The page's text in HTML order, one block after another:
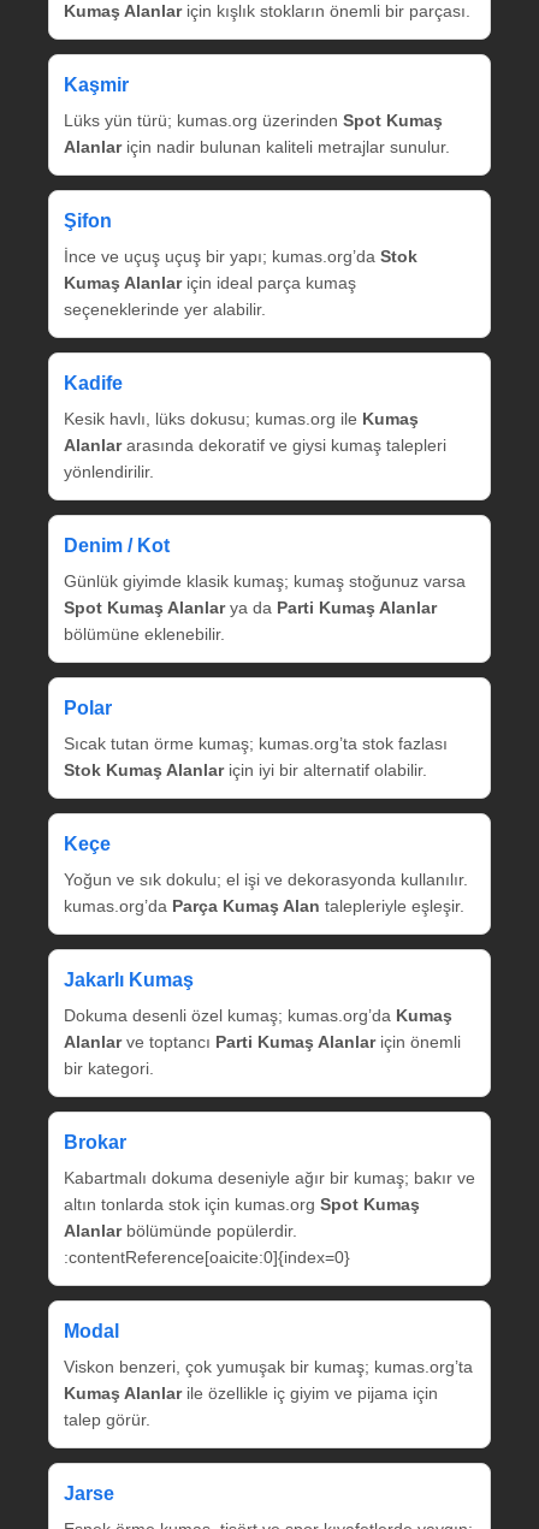
Kumaş Alanlariçin kışlık stokların önemli bir parçası.
Kaşmir
Lüks yün türü; kumas.org üzerinden Spot Kumaş
Alanlariçin nadir bulunan kaliteli metrajlar sunulur.
Şifon
İnce ve uçuş uçuş bir yapı; kumas.org’da Stok
Kumaş Alanlariçin ideal parça kumaş
seçeneklerinde yer alabilir.
Kadife
Kesik havlı, lüks dokusu; kumas.org ile Kumaş
Alanlararasında dekoratif ve giysi kumaş talepleri
yönlendirilir.
Denim / Kot
Günlük giyimde klasik kumaş; kumaş stoğunuz varsa
Spot Kumaş Alanlarya da Parti Kumaş Alanlar
bölümüne eklenebilir.
Polar
Sıcak tutan örme kumaş; kumas.org’ta stok fazlası
Stok Kumaş Alanlariçin iyi bir alternatif olabilir.
Keçe
Yoğun ve sık dokulu; el işi ve dekorasyonda kullanılır.
kumas.org’da Parça Kumaş Alan talepleriyle eşleşir.
Jakarlı Kumaş
Dokuma desenli özel kumaş; kumas.org’da Kumaş
Alanlarve toptancı Parti Kumaş Alanlariçin önemli
bir kategori.
Brokar
Kabartmalı dokuma deseniyle ağır bir kumaş; bakır ve
altın tonlarda stok için kumas.org Spot Kumaş
Alanlarbölümünde popülerdir.
:contentReference[oaicite:0]{index=0}
Modal
Viskon benzeri, çok yumuşak bir kumaş; kumas.org’ta
Kumaş Alanlarile özellikle iç giyim ve pijama için
talep görür.
Jarse